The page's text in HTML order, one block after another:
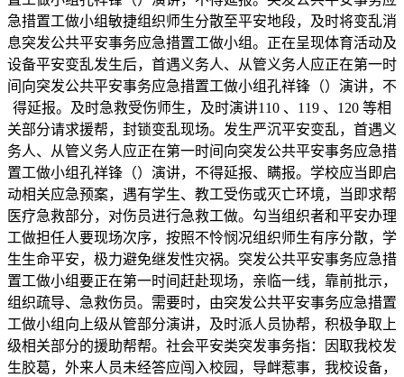
急措置工做小组敏捷组织师生分散至平安地段，及时将变乱消
息突发公共平安事务应急措置工做小组。正在呈现体育活动及
设备平安变乱发生后，首遇义务人、从管义务人应正在第一时
间向突发公共平安事务应急措置工做小组孔祥锋（）演讲，不
得延报。及时急救受伤师生，及时演讲110 、119 、120 等相
关部分请求援帮，封锁变乱现场。发生严沉平安变乱，首遇义
务人、从管义务人应正在第一时间向突发公共平安事务应急措
置工做小组孔祥锋（）演讲，不得延报、瞒报。学校应当即启
动相关应急预案，遇有学生、教工受伤或灭亡环境，当即求帮
医疗急救部分，对伤员进行急救工做。勾当组织者和平安办理
工做担任人要现场次序，按照不怜悯况组织师生有序分散，学
生生命平安，极力避免继发性灾祸。突发公共平安事务应急措
置工做小组要正在第一时间赶赴现场，亲临一线，靠前批示，
组织疏导、急救伤员。需要时，由突发公共平安事务应急措置
工做小组向上级从管部分演讲，及时派人员协帮，积极争取上
级相关部分的援助帮帮。社会平安类突发事务指：因取我校发
生胶葛，外来人员未经答应闯入校园，导衅惹事，我校设备，